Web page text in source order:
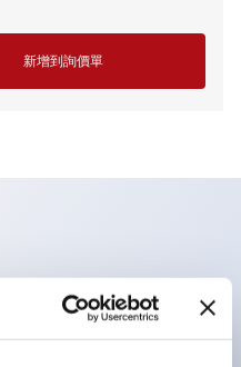
新增到詢價單
彈子鎖結構